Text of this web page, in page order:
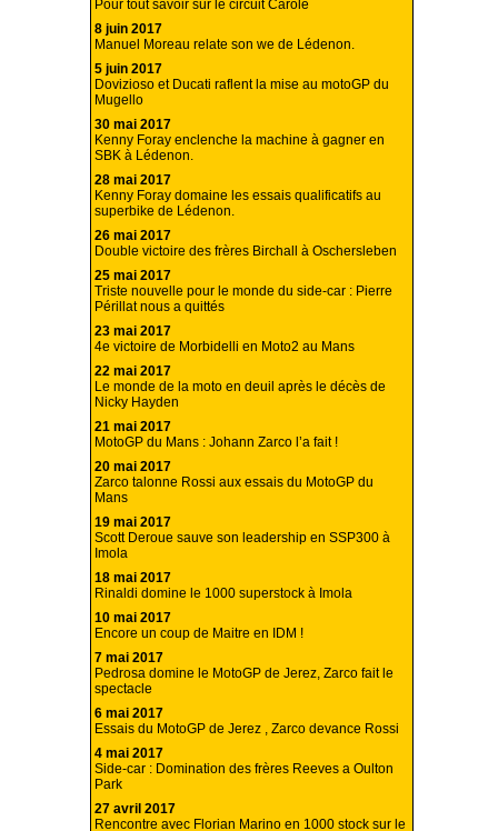
Pour tout savoir sur le circuit Carole
8 juin 2017
Manuel Moreau relate son we de Lédenon.
5 juin 2017
Dovizioso et Ducati raflent la mise au motoGP du
Mugello
30 mai 2017
Kenny Foray enclenche la machine à gagner en
SBK à Lédenon.
28 mai 2017
Kenny Foray domaine les essais qualificatifs au
superbike de Lédenon.
26 mai 2017
Double victoire des frères Birchall à Oschersleben
25 mai 2017
Triste nouvelle pour le monde du side-car : Pierre
Périllat nous a quittés
23 mai 2017
4e victoire de Morbidelli en Moto2 au Mans
22 mai 2017
Le monde de la moto en deuil après le décès de
Nicky Hayden
21 mai 2017
MotoGP du Mans : Johann Zarco l’a fait !
20 mai 2017
Zarco talonne Rossi aux essais du MotoGP du
Mans
19 mai 2017
Scott Deroue sauve son leadership en SSP300 à
Imola
18 mai 2017
Rinaldi domine le 1000 superstock à Imola
10 mai 2017
Encore un coup de Maitre en IDM !
7 mai 2017
Pedrosa domine le MotoGP de Jerez, Zarco fait le
spectacle
6 mai 2017
Essais du MotoGP de Jerez , Zarco devance Rossi
4 mai 2017
Side-car : Domination des frères Reeves a Oulton
Park
27 avril 2017
Rencontre avec Florian Marino en 1000 stock sur le